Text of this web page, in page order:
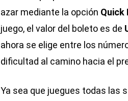
azar mediante la opción Quick
juego, el valor del boleto es de
ahora se elige entre los
dificultad al camino hacia el
Ya sea que juegues todas las